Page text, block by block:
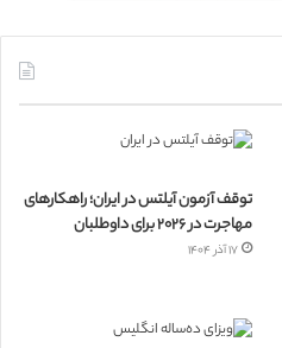
توقف آزمون آیلتس در ایران؛ راهکارهای
مهاجرت در ۲۰۲۶ برای داوطلبان
۱۷ آذر ۱۴۰۴